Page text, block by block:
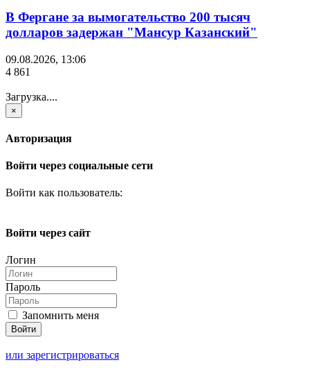
В Фергане за вымогательство 200 тысяч
долларов задержан "Мансур Казанский"
09.08.2026, 13:06
4 861
Загрузка....
×
Авторизация
Войти через социальные сети
Войти как пользователь:
Войти через сайт
Логин
Пароль
Запомнить меня
или зарегистрироваться